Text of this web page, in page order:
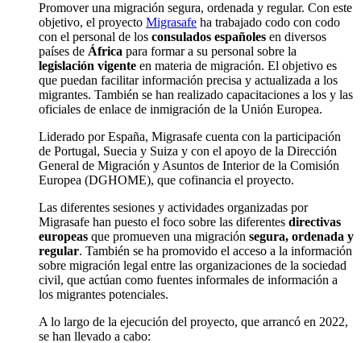
Promover una migración segura, ordenada y regular. Con este
objetivo, el proyecto Migrasafe ha trabajado codo con codo
con el personal de los consulados españoles en diversos
países de África para formar a su personal sobre la
legislación vigente en materia de migración. El objetivo es
que puedan facilitar información precisa y actualizada a los
migrantes. También se han realizado capacitaciones a los y las
oficiales de enlace de inmigración de la Unión Europea.
Liderado por España, Migrasafe cuenta con la participación
de Portugal, Suecia y Suiza y con el apoyo de la Dirección
General de Migración y Asuntos de Interior de la Comisión
Europea (DGHOME), que cofinancia el proyecto.
Las diferentes sesiones y actividades organizadas por
Migrasafe han puesto el foco sobre las diferentes directivas
europeas que promueven una migración segura, ordenada y
regular. También se ha promovido el acceso a la información
sobre migración legal entre las organizaciones de la sociedad
civil, que actúan como fuentes informales de información a
los migrantes potenciales.
A lo largo de la ejecución del proyecto, que arrancó en 2022,
se han llevado a cabo: